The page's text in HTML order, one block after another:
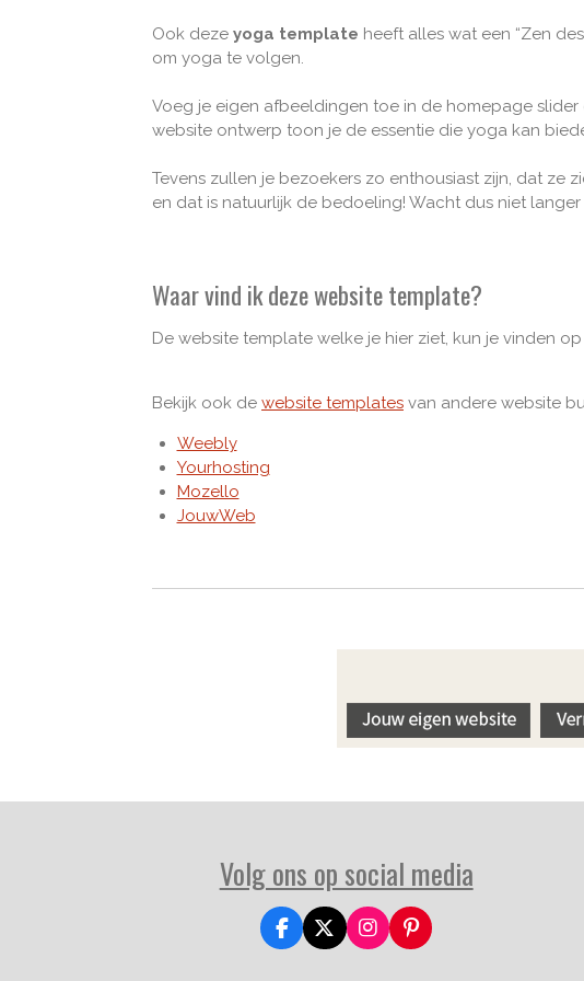
Ook deze yoga template heeft alles wat een “Zen
om yoga te volgen.
Voeg je eigen afbeeldingen toe in de homepage slider
website ontwerp toon je de essentie die yoga kan
Tevens zullen je bezoekers zo enthousiast zijn, dat
en dat is natuurlijk de bedoeling! Wacht dus niet
Waar vind ik deze website template?
De website template welke je hier ziet, kun je vinden op
Bekijk ook de website templates van andere website
Weebly
Yourhosting
Mozello
JouwWeb
Volg ons op social media
F
a
X
I
n
P
i